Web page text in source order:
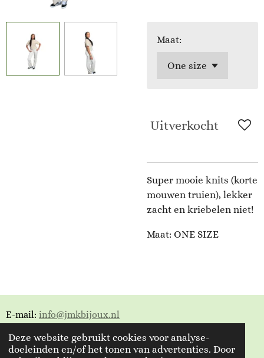
Deze website gebruikt cookies voor analyse-
doeleinden en/of het tonen van advertenties. Door
Maat:
Uitverkocht
Super mooie knits (korte
mouwen truien), lekker
zacht en kriebelen niet!
Maat: ONE SIZE
E-mail: info@jmkbijoux.nl
Tiktok: jmkbijoux